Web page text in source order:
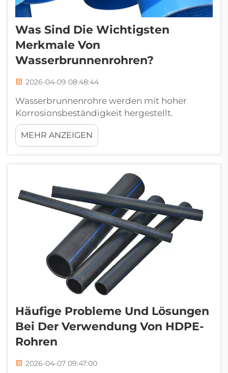
Was Sind Die Wichtigsten
Merkmale Von
Wasserbrunnenrohren?
2026-04-09 08:48:44
Wasserbrunnenrohre werden mit hoher
Korrosionsbeständigkeit hergestellt.
Wasserbrunnenrohre werden im Erdreich
verlegt und arbeiten unter komplexen und
wechselnden Untergrundbedingungen, bei
ständige Feuchtigkeit herkömmliche Rohre
abbauen oder beschädigen können …
MEHR ANZEIGEN
Häufige Probleme Und Lösungen
Bei Der Verwendung Von HDPE-
Rohren
2026-04-07 09:47:00